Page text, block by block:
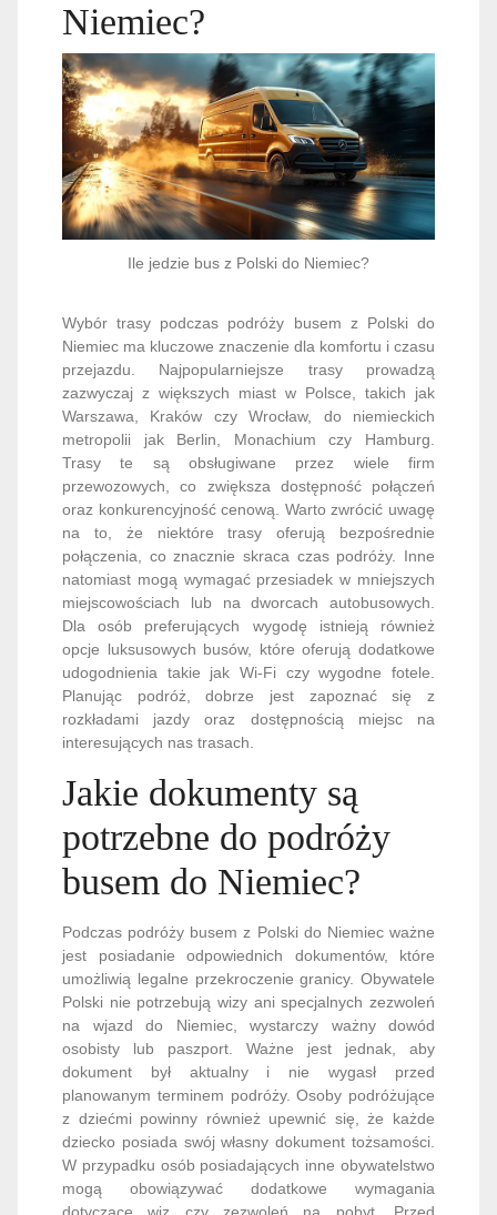
Niemiec?
Ile jedzie bus z Polski do Niemiec?
Wybór trasy podczas podróży busem z Polski do
Niemiec ma kluczowe znaczenie dla komfortu i czasu
przejazdu. Najpopularniejsze trasy prowadzą
zazwyczaj z większych miast w Polsce, takich jak
Warszawa, Kraków czy Wrocław, do niemieckich
metropolii jak Berlin, Monachium czy Hamburg.
Trasy te są obsługiwane przez wiele firm
przewozowych, co zwiększa dostępność połączeń
oraz konkurencyjność cenową. Warto zwrócić uwagę
na to, że niektóre trasy oferują bezpośrednie
połączenia, co znacznie skraca czas podróży. Inne
natomiast mogą wymagać przesiadek w mniejszych
miejscowościach lub na dworcach autobusowych.
Dla osób preferujących wygodę istnieją również
opcje luksusowych busów, które oferują dodatkowe
udogodnienia takie jak Wi-Fi czy wygodne fotele.
Planując podróż, dobrze jest zapoznać się z
rozkładami jazdy oraz dostępnością miejsc na
interesujących nas trasach.
Jakie dokumenty są
potrzebne do podróży
busem do Niemiec?
Podczas podróży busem z Polski do Niemiec ważne
jest posiadanie odpowiednich dokumentów, które
umożliwią legalne przekroczenie granicy. Obywatele
Polski nie potrzebują wizy ani specjalnych zezwoleń
na wjazd do Niemiec, wystarczy ważny dowód
osobisty lub paszport. Ważne jest jednak, aby
dokument był aktualny i nie wygasł przed
planowanym terminem podróży. Osoby podróżujące
z dziećmi powinny również upewnić się, że każde
dziecko posiada swój własny dokument tożsamości.
W przypadku osób posiadających inne obywatelstwo
mogą obowiązywać dodatkowe wymagania
dotyczące wiz czy zezwoleń na pobyt. Przed